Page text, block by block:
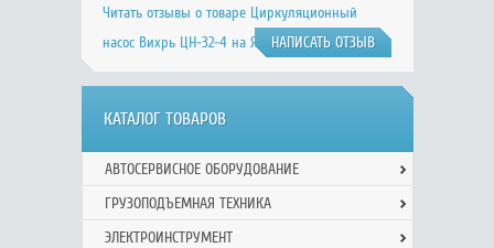
Читать отзывы о товаре Циркуляционный
насос Вихрь ЦН-32-4 на Яндекс.Маркете
НАПИСАТЬ ОТЗЫВ
КАТАЛОГ ТОВАРОВ
АВТОСЕРВИСНОЕ ОБОРУДОВАНИЕ
ГРУЗОПОДЪЕМНАЯ ТЕХНИКА
ЭЛЕКТРОИНСТРУМЕНТ